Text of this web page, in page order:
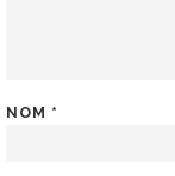
NOM *